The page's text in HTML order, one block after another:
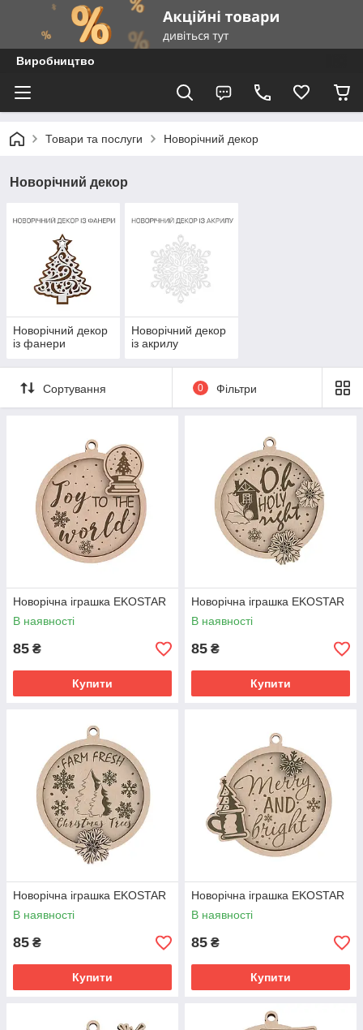
Виробництво
Товари та послуги Новорічний декор
Новорічний декор
Новорічний декор
із фанери
Новорічний декор
із акрилу
Сортування 0 Фільтри
Новорічна іграшка EKOSTAR
В наявності
85 ₴
Купити
Новорічна іграшка EKOSTAR
В наявності
85 ₴
Купити
Новорічна іграшка EKOSTAR
В наявності
85 ₴
Купити
Новорічна іграшка EKOSTAR
В наявності
85 ₴
Купити